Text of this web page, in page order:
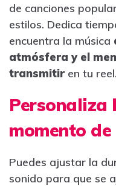
de canciones
estilos. Dedica
encuentra la música
atmósfera y el
transmitir en tu reel.
Personaliza
momento
Puedes ajustar la
sonido para que se